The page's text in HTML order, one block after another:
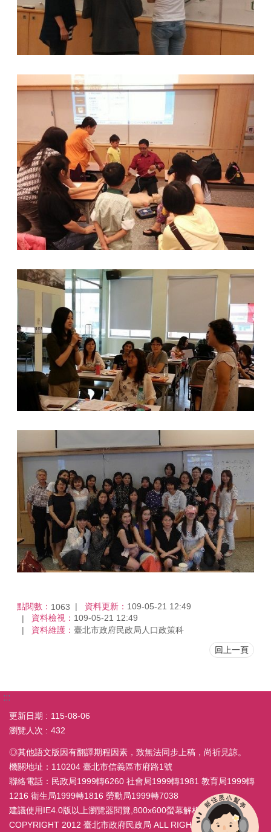
點閱數： 1063 資料更新： 109-05-21 12:49
資料檢視： 109-05-21 12:49
資料維護： 臺北市政府民政局人口政策科
回上一頁
:::
更新日期
115-08-06
瀏覽人次
432
◎其他語文版因有翻譯期程因素，致無法同步上稿，尚祈見諒。
機關地址：110204 臺北市信義區市府路1號
聯絡電話：民政局1999轉6260 社會局1999轉1981 教育局1999轉
1216 衛生局1999轉1816 勞動局1999轉7038
建議使用IE4.0版以上瀏覽器閱覽,800x600螢幕解析度
COPYRIGHT 2012 臺北市政府民政局 ALL RIGHT RESERVED